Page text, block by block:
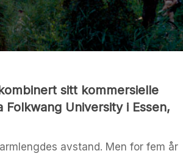
sitt kommersielle
University i Essen,
avstand. Men for fem år